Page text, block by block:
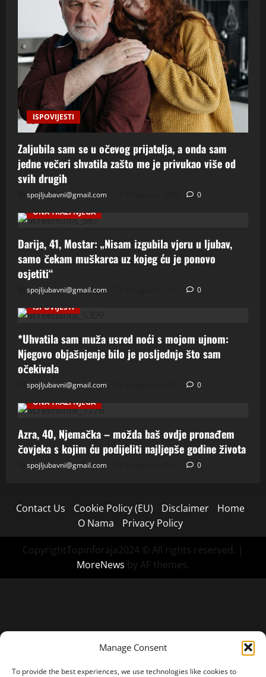
Manage Consent
To provide the best experiences, we use technologies like cookies to
ISPOVIJESTI
Zaljubila sam se u očevog prijatelja, a onda sam
jedne večeri shvatila zašto me je privukao više od
svih drugih
spojljubavni@gmail.com
0
ONA TRAZI NJEGA
Darija, 41, Mostar: „Nisam izgubila vjeru u ljubav,
samo čekam muškarca uz kojeg ću je ponovo
osjetiti“
spojljubavni@gmail.com
0
ISPOVIJESTI
*Uhvatila sam muža usred noći s mojom ujnom:
Njegovo objašnjenje bilo je posljednje što sam
očekivala
spojljubavni@gmail.com
0
ONA TRAZI NJEGA
Azra, 40, Njemačka – možda baš ovdje pronađem
čovjeka s kojim ću podijeliti najljepše godine života
spojljubavni@gmail.com 0
Contact Us Cookie Policy (EU) Disclaimer
Home
O Nama
Privacy Policy
CopyrightTopinforaja2024 © All rights reserved. |
MoreNews by AF themes.